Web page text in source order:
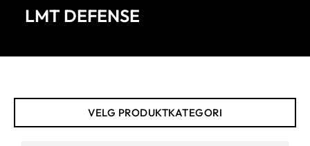
LMT DEFENSE
VELG PRODUKTKATEGORI